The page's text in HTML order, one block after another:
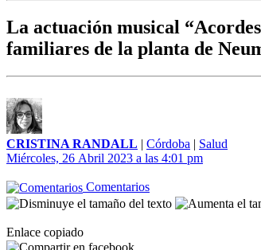
La actuación musical
familiares de la planta de
CRISTINA RANDALL | Córdoba | Salud
Miércoles, 26 Abril 2023 a las 4:01 pm
Comentarios
Enlace copiado